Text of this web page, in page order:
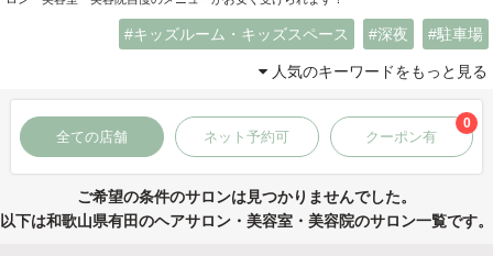
キッズルーム・キッズスペース 深夜 駐車場
人気のキーワードをもっと見る
全ての店舗 ネット予約可 クーポン有
0
ご希望の条件のサロンは見つかりませんでした。
以下は和歌山県有田のヘアサロン・美容室・美容院のサロン一覧です。